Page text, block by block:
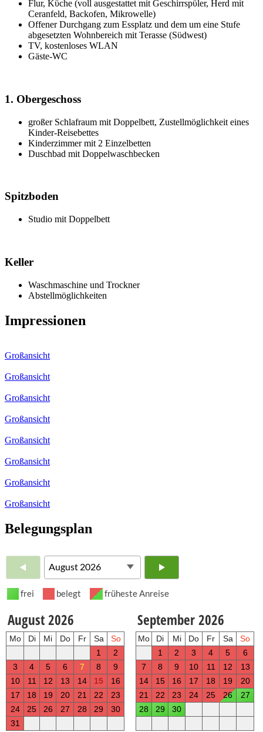
Flur, Kϋche (voll ausgestattet mit Geschirrspϋler, Herd mit
Ceranfeld, Backofen, Mikrowelle)
Offener Durchgang zum Essplatz und dem um eine Stufe
abgesetzten Wohnbereich mit Terasse (Sϋdwest)
TV, kostenloses WLAN
Gäste-WC
1. Obergeschoss
großer Schlafraum mit Doppelbett, Zustellmöglichkeit eines
Kinder-Reisebettes
Kinderzimmer mit 2 Einzelbetten
Duschbad mit Doppelwaschbecken
Spitzboden
Studio mit Doppelbett
Keller
Waschmaschine und Trockner
Abstellmöglichkeiten
Impressionen
Großansicht
Großansicht
Großansicht
Großansicht
Großansicht
Großansicht
Großansicht
Großansicht
Belegungsplan